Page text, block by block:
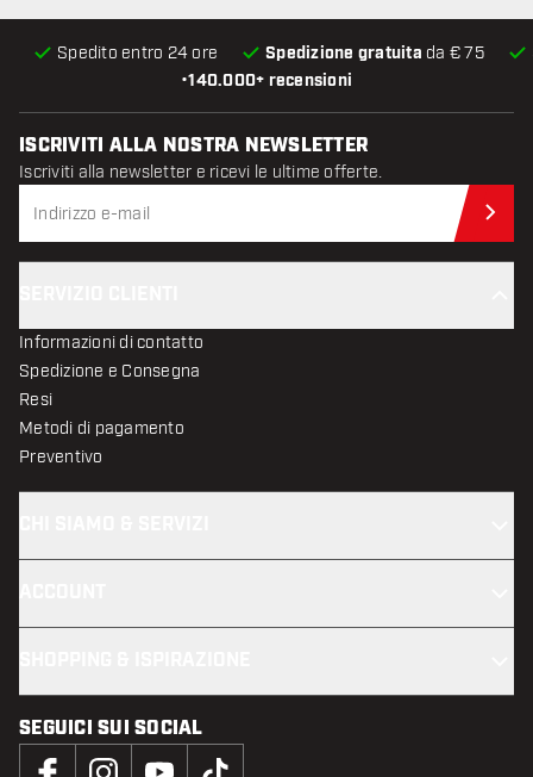
•140.000+ recensioni
Spedito entro 24 ore Spedizione gratuita da € 75
ISCRIVITI ALLA NOSTRA NEWSLETTER
Iscriviti alla newsletter e ricevi le ultime offerte.
Informazioni di contatto
Spedizione e Consegna
Resi
Metodi di pagamento
Preventivo
SEGUICI SUI SOCIAL